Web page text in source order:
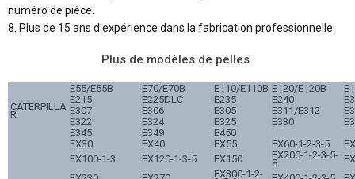
numéro de pièce.
8. Plus de 15 ans d'expérience dans la fabrication professionnelle.
Plus de modèles de pelles
CATERPILLA
R
E55/E55B E70/E70B E110/E110B E120/E120B
E215
E225DLC E235 E240
E307
E306 E305 E311/E312
E322
E324 E325 E330
E345
E349 E450
EX30 EX40 EX55 EX60-1-2-3-5
EX100-1-3
EX120-1-3-5 EX150 EX200-1-2-3-5-
8
EX300-1-2-